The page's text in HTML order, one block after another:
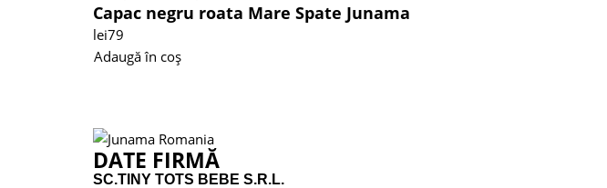
Capac negru roata Mare Spate Junama
lei79
Adaugă în coș
DATE FIRMĂ
SC.TINY TOTS BEBE S.R.L.